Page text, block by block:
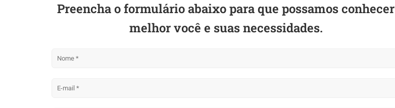
Preencha o formulário abaixo para que possamos conhecer
melhor você e suas necessidades.